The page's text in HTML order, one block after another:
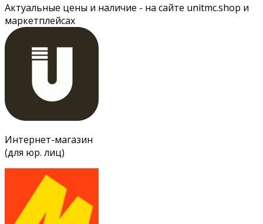
Актуальные цены и наличие - на сайте unitmc.shop и
маркетплейсах
Интернет-магазин
(для юр. лиц)